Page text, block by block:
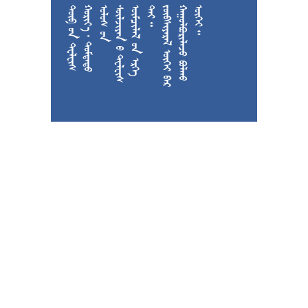

































































  






































 